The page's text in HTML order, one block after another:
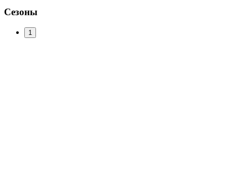
Сезоны
1